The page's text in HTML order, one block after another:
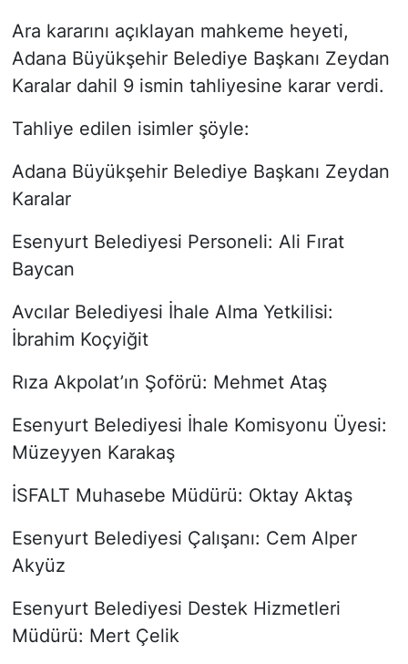
Ara kararını açıklayan mahkeme heyeti,
Adana Büyükşehir Belediye Başkanı Zeydan
Karalar dahil 9 ismin tahliyesine karar verdi.
Tahliye edilen isimler şöyle:
Adana Büyükşehir Belediye Başkanı Zeydan
Karalar
Esenyurt Belediyesi Personeli: Ali Fırat
Baycan
Avcılar Belediyesi İhale Alma Yetkilisi:
İbrahim Koçyiğit
Rıza Akpolat’ın Şoförü: Mehmet Ataş
Esenyurt Belediyesi İhale Komisyonu Üyesi:
Müzeyyen Karakaş
İSFALT Muhasebe Müdürü: Oktay Aktaş
Esenyurt Belediyesi Çalışanı: Cem Alper
Akyüz
Esenyurt Belediyesi Destek Hizmetleri
Müdürü: Mert Çelik